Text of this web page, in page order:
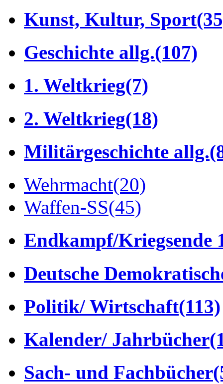
Kunst, Kultur, Sport
Geschichte allg.(107)
1. Weltkrieg(7)
2. Weltkrieg(18)
Militärgeschichte allg.
Wehrmacht(20)
Waffen-SS(45)
Endkampf/Kriegsende
Deutsche
Politik/ Wirtschaft(113)
Kalender/ Jahrbücher
Sach- und Fachbücher